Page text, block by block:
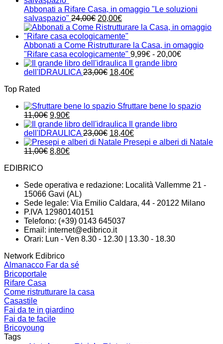
era:
24,00€.
è:
21,00€.
Abbonati a Rifare Casa, in omaggio "Le soluzioni
salvaspazio" 24,00€ Il
prezzo
originale
era:
24,00€.
20,00€Il
prezzo
attuale
è:
20,00€.
Abbonati a Come Ristrutturare la Casa, in omaggio
"Rifare casa ecologicamente" 9,99€ - 20,00€Fascia
20,00€
Il grande libro
dell'IDRAULICA 23,00€ Il
23,00€.
18,40€Il
18,40€.
Top Rated
Sfruttare bene lo spazio
11,00€ Il
prezzo
originale
era:
11,00€.
9,90€Il
prezzo
attuale
è:
9,90€.
Il grande libro
dell'IDRAULICA 23,00€ Il
prezzo
18,40€Il
prezzo
Presepi e alberi di Natale
11,00€ Il
11,00€.
8,80€Il
8,80€.
EDIBRICO
Sede operativa e redazione: Località Vallemme 21 -
15066 Gavi (AL)
Sede legale: Via Emilio Caldara, 44 - 20122 Milano
P.IVA 12980140151
Telefono: (+39) 0143 645037
Email: internet@edibrico.it
Orari: Lun - Ven 8.30 - 12.30 | 13.30 - 18.30
Network Edibrico
Almanacco Far da sé
Bricoportale
Rifare Casa
Come ristrutturare la casa
Casastile
Fai da te in giardino
Fai da te facile
Bricoyoung
Tags